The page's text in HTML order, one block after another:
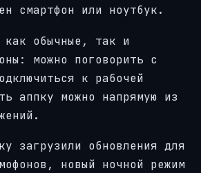
смартфон или ноутбук.
как обычные, так и
можно поговорить с
к рабочей
аппку можно напрямую из
загрузили обновления для
новый ночной режим